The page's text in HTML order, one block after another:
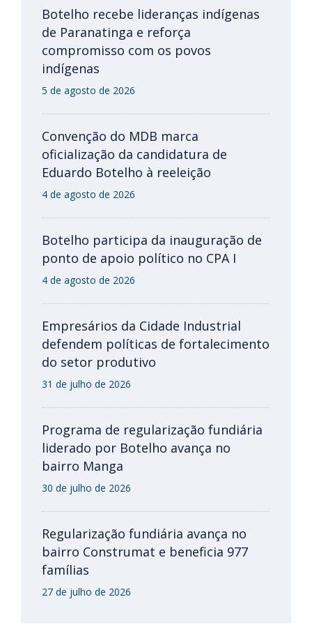
Botelho recebe lideranças indígenas
de Paranatinga e reforça
compromisso com os povos
indígenas
5 de agosto de 2026
Convenção do MDB marca
oficialização da candidatura de
Eduardo Botelho à reeleição
4 de agosto de 2026
Botelho participa da inauguração de
ponto de apoio político no CPA I
4 de agosto de 2026
Empresários da Cidade Industrial
defendem políticas de fortalecimento
do setor produtivo
31 de julho de 2026
Programa de regularização fundiária
liderado por Botelho avança no
bairro Manga
30 de julho de 2026
Regularização fundiária avança no
bairro Construmat e beneficia 977
famílias
27 de julho de 2026